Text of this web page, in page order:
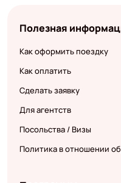
Полезная
Как оформить поездку
Как оплатить
Сделать заявку
Для агентств
Посольства / Визы
Политика в отношении